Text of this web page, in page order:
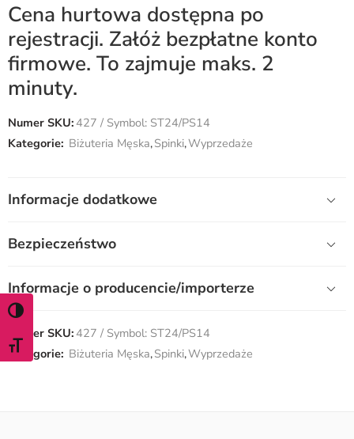
WŁĄCZ TRYB WYSOKIEGO KONTRASTU
ZMIEŃ ROZMIAR CZCIONKI
Cena hurtowa dostępna po
rejestracji. Załóż bezpłatne konto
firmowe. To zajmuje maks. 2
minuty.
Numer SKU:427 / Symbol: ST24/PS14
Kategorie: Biżuteria Męska,Spinki,Wyprzedaże
Informacje dodatkowe
Bezpieczeństwo
Informacje o producencie/importerze
Numer SKU:427 / Symbol: ST24/PS14
Kategorie: Biżuteria Męska,Spinki,Wyprzedaże